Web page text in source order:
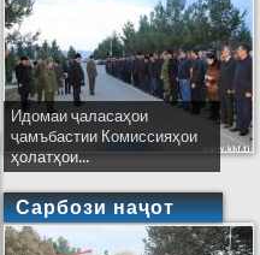
Идомаи ҷаласаҳои
ҷамъбастии Комиссияҳои
ҳолатҳои...
Сарбози наҷот